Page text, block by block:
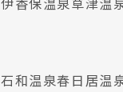
石和温泉春日居温